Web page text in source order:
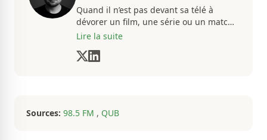
Quand il n’est pas devant sa télé à
dévorer un film, une série ou un match
du CH, Esad transmet avec passion
diverses nouvelles que ça soit dans le
Lire la suite
Sources: 98.5 FM , QUB